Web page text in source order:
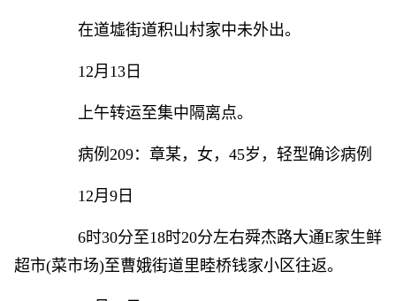
在道墟街道积山村家中未外出。
12月13日
上午转运至集中隔离点。
病例209：章某，女，45岁，轻型确诊病例
12月9日
6时30分至18时20分左右舜杰路大通E家生鲜
超市(菜市场)至曹娥街道里睦桥钱家小区往返。